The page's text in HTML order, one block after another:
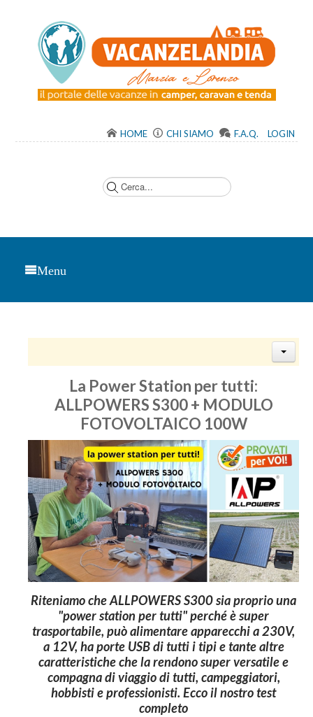
HOME CHI SIAMO F.A.Q. LOGIN
Menu
La Power Station per tutti:
ALLPOWERS S300 + MODULO
FOTOVOLTAICO 100W
Riteniamo che ALLPOWERS S300 sia proprio una
"power station per tutti" perché è super
trasportabile, può alimentare apparecchi a 230V,
a 12V, ha porte USB di tutti i tipi e tante altre
caratteristiche che la rendono super versatile e
compagna di viaggio di tutti, campeggiatori,
hobbisti e professionisti. Ecco il nostro test
completo